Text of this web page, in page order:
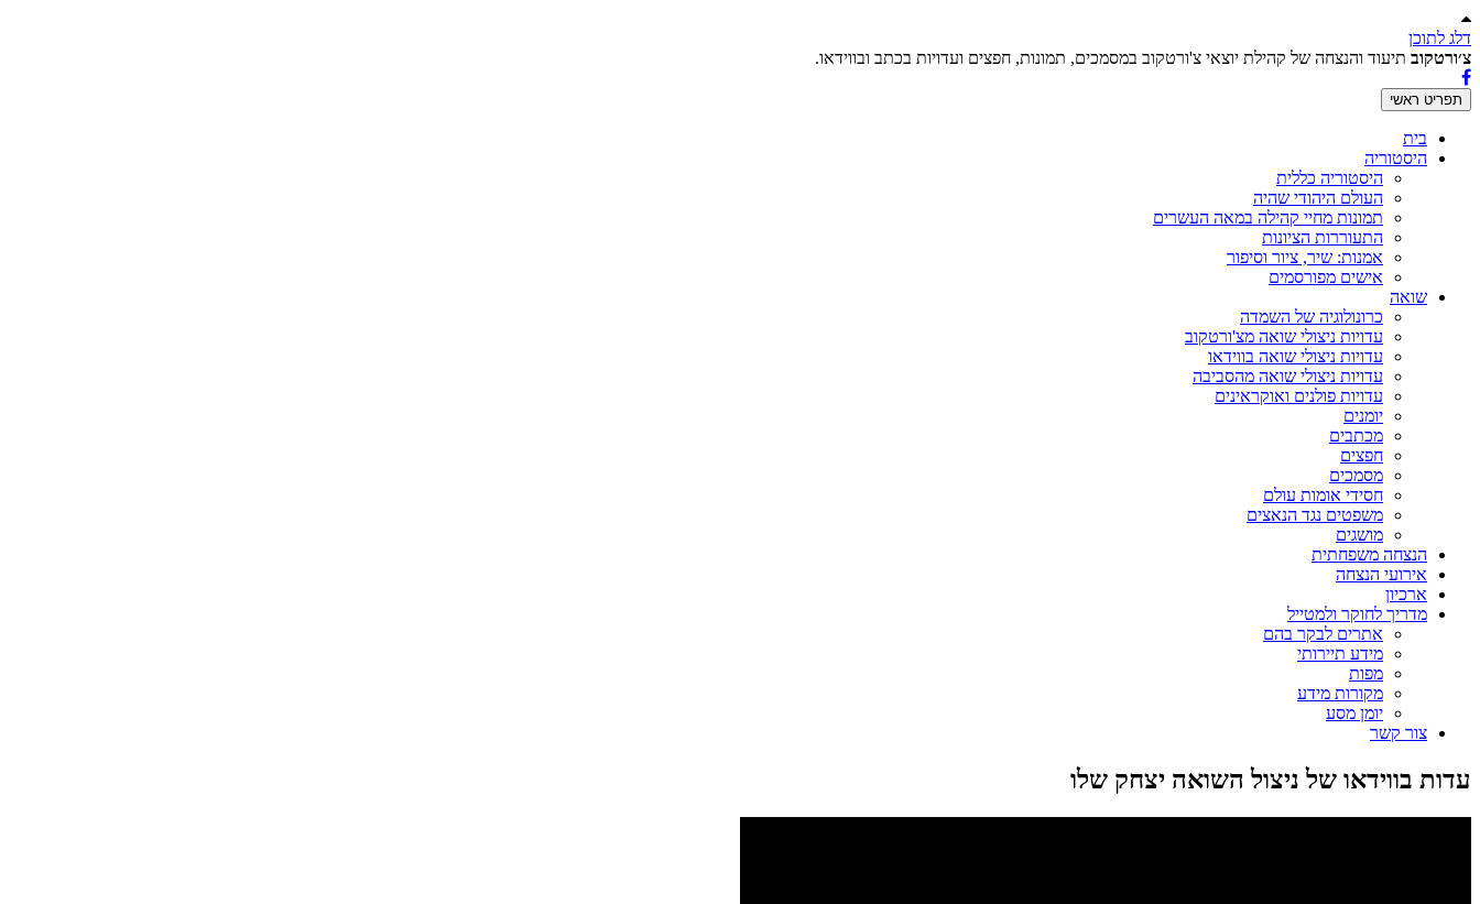
דלג לתוכן
צ׳ורטקוב תיעוד והנצחה של קהילת יוצאי צ'ורטקוב במסמכים, תמונות, חפצים ועדויות בכתב ובווידאו.
תפריט ראשי
בית
היסטוריה
היסטוריה כללית
העולם היהודי שהיה
תמונות מחיי קהילה במאה העשרים
התעוררות הציונות
אמנות: שיר, ציור וסיפור
אישים מפורסמים
שואה
כרונולוגיה של השמדה
עדויות ניצולי שואה מצ'ורטקוב
עדויות ניצולי שואה בווידאו
עדויות ניצולי שואה מהסביבה
עדויות פולנים ואוקראינים
יומנים
מכתבים
חפצים
מסמכים
חסידי אומות עולם
משפטים נגד הנאצים
מושגים
הנצחה משפחתית
אירועי הנצחה
ארכיון
מדריך לחוקר ולמטייל
אתרים לבקר בהם
מידע תיירותי
מפות
מקורות מידע
יומן מסע
צור קשר
עדות בווידאו של ניצול השואה יצחק שלו